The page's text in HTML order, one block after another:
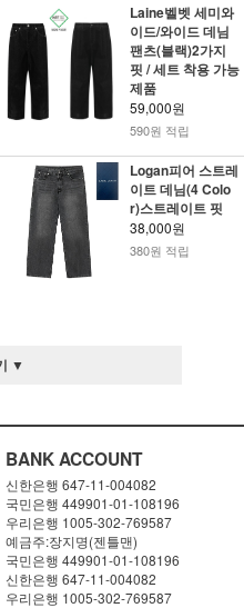
Laine벨벳 세미와
이드/와이드 데님
팬츠(블랙)2가지
핏 / 세트 착용 가능
제품
59,000원
590원 적립
Logan피어 스트레
이트 데님(4 Colo
r)스트레이트 핏
38,000원
380원 적립
▼
BANK ACCOUNT
신한은행 647-11-004082
국민은행 449901-01-108196
우리은행 1005-302-769587
예금주:장지명(젠틀맨)
국민은행 449901-01-108196
신한은행 647-11-004082
우리은행 1005-302-769587